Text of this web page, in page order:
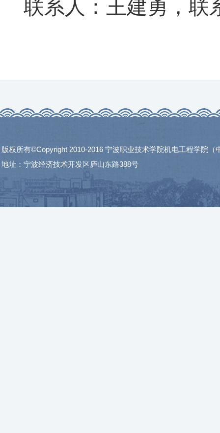
联系人：王建勇，联
版权所有©Copyright 2010-2016 宁波职业技术学院机电工程学院（
地址：宁波经济技术开发区庐山东路388号